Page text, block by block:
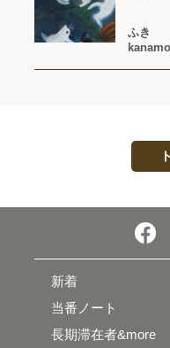
ふき
新着
当番ノート
長期滞在者&more